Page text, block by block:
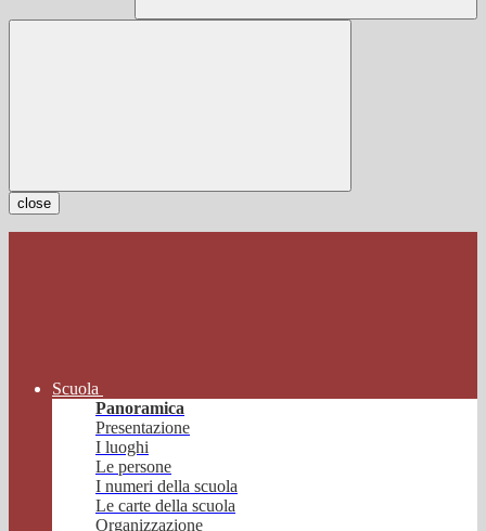
close
Scuola
Panoramica
Presentazione
I luoghi
Le persone
I numeri della scuola
Le carte della scuola
Organizzazione